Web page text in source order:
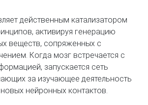
действенным катализатором
активируя генерацию
веществ, сопряженных с
Когда мозг встречается с
запускается сеть
за изучающее деятельность
нейронных контактов.